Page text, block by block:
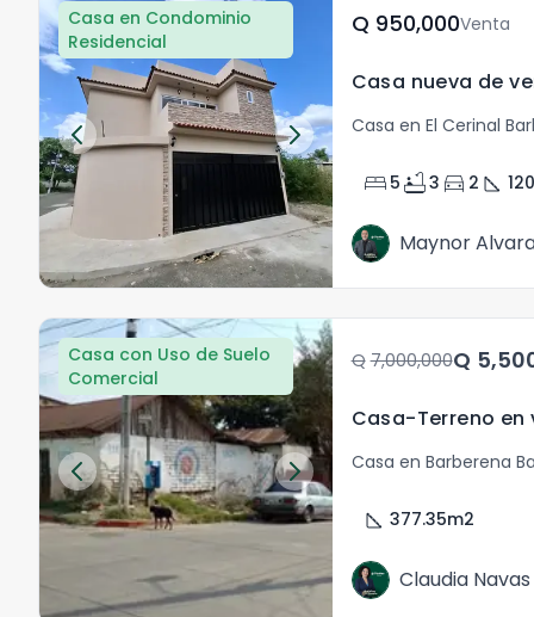
Casa en Condominio
Residencial
Q	950,000Venta
Casa en El Cerinal
bed 5 bathtub3 directions_car 2 square_foot 120
Maynor
Casa con Uso de Suelo
Comercial
Q	7,000,000 Q
Casa en Barberena
square_foot 377.35m2
Claudia Navas